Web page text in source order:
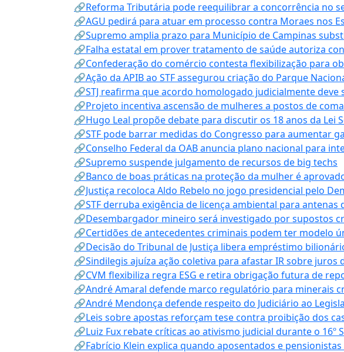
🔗Reforma Tributária pode reequilibrar a concorrência no
🔗AGU pedirá para atuar em processo contra Moraes nos
🔗Supremo amplia prazo para Município de Campinas
🔗Falha estatal em prover tratamento de saúde autoriza
🔗Confederação do comércio contesta flexibilização para
🔗Ação da APIB ao STF assegurou criação do Parque
🔗STJ reafirma que acordo homologado judicialmente
🔗Projeto incentiva ascensão de mulheres a postos de
🔗Hugo Leal propõe debate para discutir os 18 anos da Lei
🔗STF pode barrar medidas do Congresso para aumentar
🔗Conselho Federal da OAB anuncia plano nacional para
🔗Supremo suspende julgamento de recursos de big techs
🔗Banco de boas práticas na proteção da mulher é
🔗Justiça recoloca Aldo Rebelo no jogo presidencial pelo
🔗STF derruba exigência de licença ambiental para antenas
🔗Desembargador mineiro será investigado por supostos
🔗Certidões de antecedentes criminais podem ter modelo
🔗Decisão do Tribunal de Justiça libera empréstimo
🔗Sindilegis ajuíza ação coletiva para afastar IR sobre juros
🔗CVM flexibiliza regra ESG e retira obrigação futura de
🔗André Amaral defende marco regulatório para minerais
🔗André Mendonça defende respeito do Judiciário ao
🔗Leis sobre apostas reforçam tese contra proibição dos
🔗Luiz Fux rebate críticas ao ativismo judicial durante o 16º
🔗Fabrício Klein explica quando aposentados e